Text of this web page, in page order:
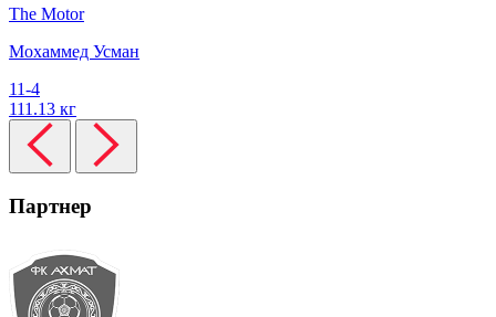
The Motor
Мохаммед Усман
11-4
111.13 кг
Партнер